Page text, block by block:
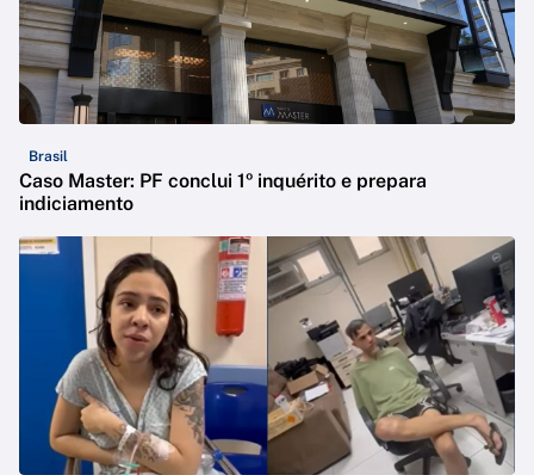
Brasil
Caso Master: PF conclui 1º inquérito e prepara
indiciamento